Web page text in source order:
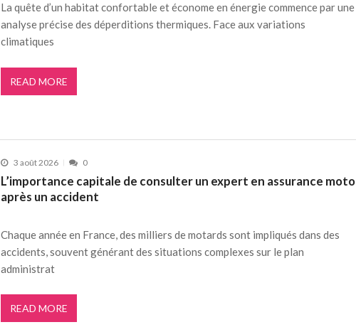
La quête d’un habitat confortable et économe en énergie commence par une
analyse précise des déperditions thermiques. Face aux variations
climatiques
READ MORE
3 août 2026 0
L’importance capitale de consulter un expert en assurance moto
après un accident
Chaque année en France, des milliers de motards sont impliqués dans des
accidents, souvent générant des situations complexes sur le plan
administrat
READ MORE